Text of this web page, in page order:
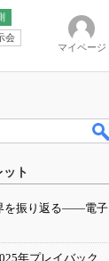
会
マイページ
ト
を振り返る――電子
年プレイバック